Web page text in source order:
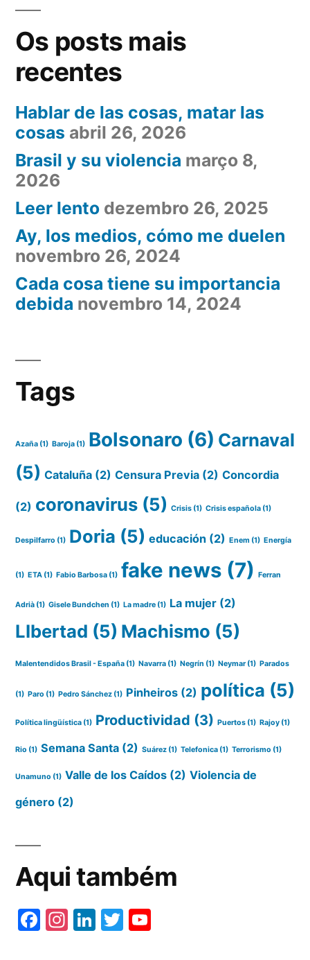
presencia
en
2016”
Os posts mais
recentes
Hablar de las cosas, matar las
cosas abril 26, 2026
Brasil y su violencia março 8,
2026
Leer lento dezembro 26, 2025
Ay, los medios, cómo me duelen
novembro 26, 2024
Cada cosa tiene su importancia
debida novembro 14, 2024
Tags
Azaña (1) Baroja (1) Bolsonaro (6) Carnaval
(5) Cataluña (2) Censura Previa (2) Concordia
(2) coronavirus (5) Crisis (1) Crisis española (1)
Despilfarro (1) Doria (5) educación (2) Enem (1) Energía
(1) ETA (1) Fabio Barbosa (1) fake news (7) Ferran
Adrià (1) Gisele Bundchen (1) La madre (1) La mujer (2)
LIbertad (5) Machismo (5)
Malentendidos Brasil - España (1) Navarra (1) Negrín (1) Neymar(1) Parados
(1) Paro (1) Pedro Sánchez (1) Pinheiros (2) política (5)
Política lingüística (1) Productividad (3) Puertos (1) Rajoy (1)
Rio (1) Semana Santa (2) Suárez (1) Telefonica (1) Terrorismo (1)
Unamuno (1) Valle de los Caídos (2) Violencia de
género (2)
Aqui também
Fa In Li T